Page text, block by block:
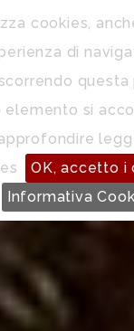
cookies,
di
elemento si
OK, accetto i
Informativa